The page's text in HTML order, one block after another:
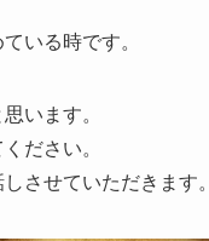
いる時です。
います。
ださい。
させていただきます。